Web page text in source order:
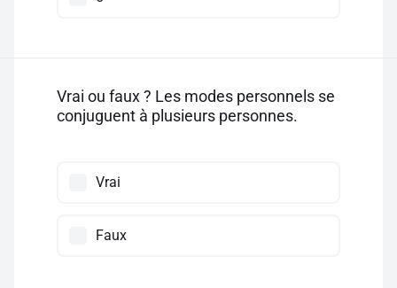
Vrai ou faux ? Les modes personnels se
conjuguent à plusieurs personnes.
Vrai
Faux